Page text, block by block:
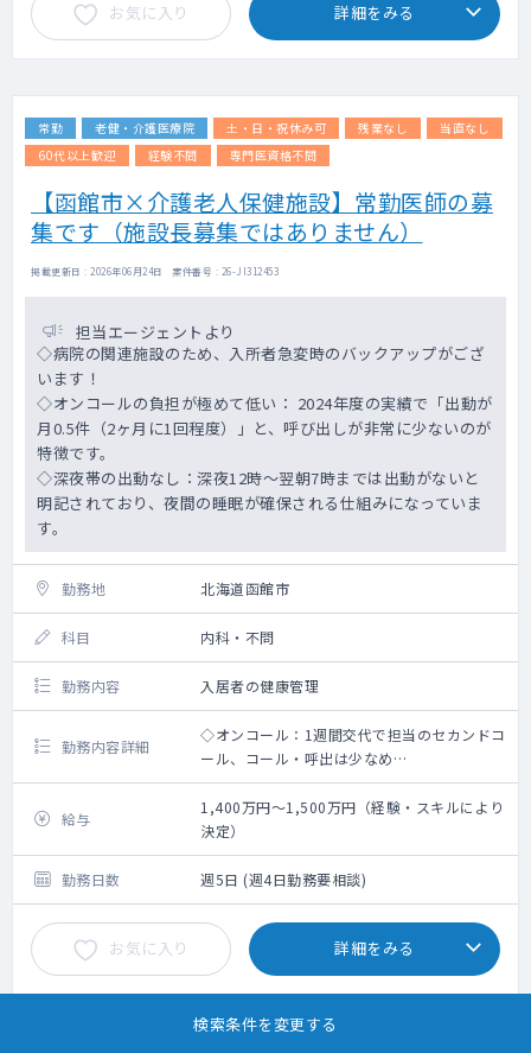
お気に入り 詳細をみる
常勤 老健・介護医療院 土・日・祝休み可 残業なし
当直なし
60代以上歓迎
経験不問 専門医資格不問
【函館市×介護老人保健施設】常勤医師の募
集です（施設長募集ではありません）
掲載更新日 : 2026年06月24日 案件番号 : 26-JI312453
担当エージェントより
◇病院の関連施設のため、入所者急変時のバックアップがござ
います！
◇オンコールの負担が極めて低い： 2024年度の実績で「出動が
月0.5件（2ヶ月に1回程度）」と、呼び出しが非常に少ないのが
特徴です。
◇深夜帯の出動なし：深夜12時～翌朝7時までは出動がないと
明記されており、夜間の睡眠が確保される仕組みになっていま
す。
勤務地 北海道函館市
科目 内科・不問
勤務内容 入居者の健康管理
勤務内容詳細
◇オンコール：1週間交代で担当のセカンドコ
ール、コール・呼出は少なめ
⇒2024年度の実績で「出動が月0.5件（2ヶ月
に1回程度）、コールが月4～5件」と、呼び
出しが非常に少ないのが特徴です。
⇒深夜帯の出動なし：深夜12時～翌朝7時ま
では出動がないと明記されており、夜間の睡
眠が確保される仕組みになっています。
◇カルテ：電子カルテ
◇老健類型：超強化型
◇病床種別：入所定員：150名、通所定員：
45名
◇体制：医師、看護師（コメディカル）体制
給与
1,400万円～1,500万円（経験・スキルにより
決定）
勤務日数 週5日 (週4日勤務要相談)
お気に入り 詳細をみる
検索条件を変更する